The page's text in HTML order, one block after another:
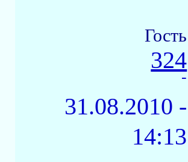
Гость
324
-
31.08.2010 -
14:13